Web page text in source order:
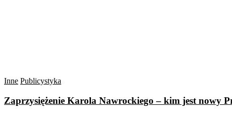
Inne Publicystyka
Zaprzysiężenie Karola Nawrockiego – kim jest nowy